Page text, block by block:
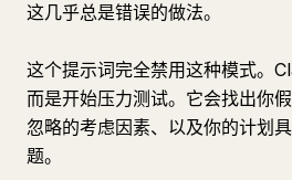
这几乎总是错误的做法。
这个提示词完全禁用这种模式。
而是开始压力测试。它会找出你
忽略的考虑因素、以及你的计划
题。